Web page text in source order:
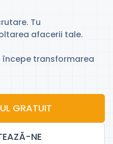
Tu
afacerii tale.
începe transformarea
GRATUIT
NE